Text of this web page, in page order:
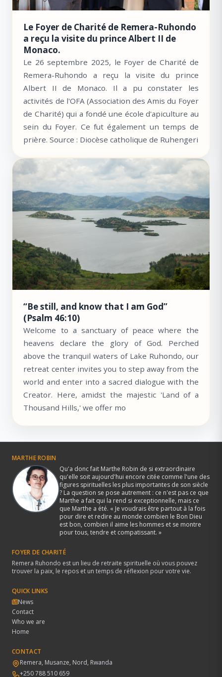
Le Foyer de Charité de Remera-Ruhondo
a reçu la visite du prince Albert II de
Monaco.
Le 26 septembre 2025, le Foyer de Charité de
Remera-Ruhondo a reçu la visite du prince
Albert II de Monaco. Il a pu constater les
activités de l'OFA (Association des Amis du Foyer
de Charité) qui a fondé une école d'apiculture au
sein du Foyer. Ce fut également un temps de
prière. Source : Diocèse catholique de Ruhengeri
“Be still, and know that I am God”
(Psalm 46:10)
Welcome to a sanctuary of peace where the
heavens declare the glory of God. Perched
above the tranquil waters of Lake Ruhondo, our
retreat center invites you to step away from the
world and enter into a sacred dialogue with the
Creator. Here, amidst the majestic 'Land of a
Thousand Hills,' we offer mo
MARTHE ROBIN
Qu'a donc fait Marthe Robin de si extraordinaire
qu'elle soit aujourd'hui encore citée comme l'une des
figures spirituelles les plus importantes de son siècle
? La question se pose autrement : ce n'est pas ce que
Marthe a fait qui la rend si exceptionnelle, mais ce
que Marthe a été. « Je voudrais être partout à la fois
pour dire et redire au monde combien le Bon Dieu
est bon, combien il aime les hommes et se montre
pour tous, tendre et compatissant. »
FOYER DE CHARITÉ
Remera Ruhondo est un lieu de retraite spirituelle où vous pouvez
trouver la paix, le repos et un temps de réflexion pour votre vie.
QUICK LINKS
News
Contact
Who we are
Home
CONTACT
Remera, Musanze, Nord, Rwanda
+250 788 510 659